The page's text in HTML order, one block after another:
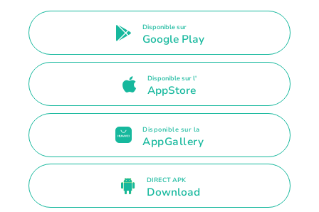
Disponible sur
Google Play
Disponible sur l'
AppStore
Disponible sur la
AppGallery
DIRECT APK
Download